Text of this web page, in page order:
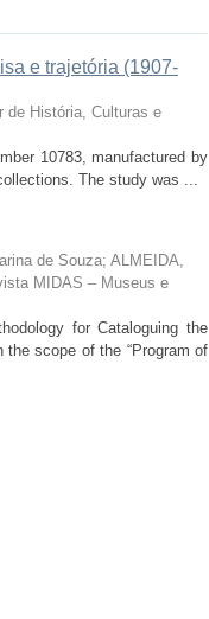
e trajetória (1907-
de História, Culturas e
10783, manufactured by
The study was ...
de Souza; ALMEIDA,
MIDAS – Museus e
for Cataloguing the
the scope of the “Program of